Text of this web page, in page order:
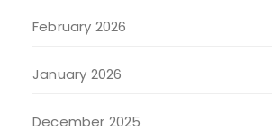
February 2026
January 2026
December 2025